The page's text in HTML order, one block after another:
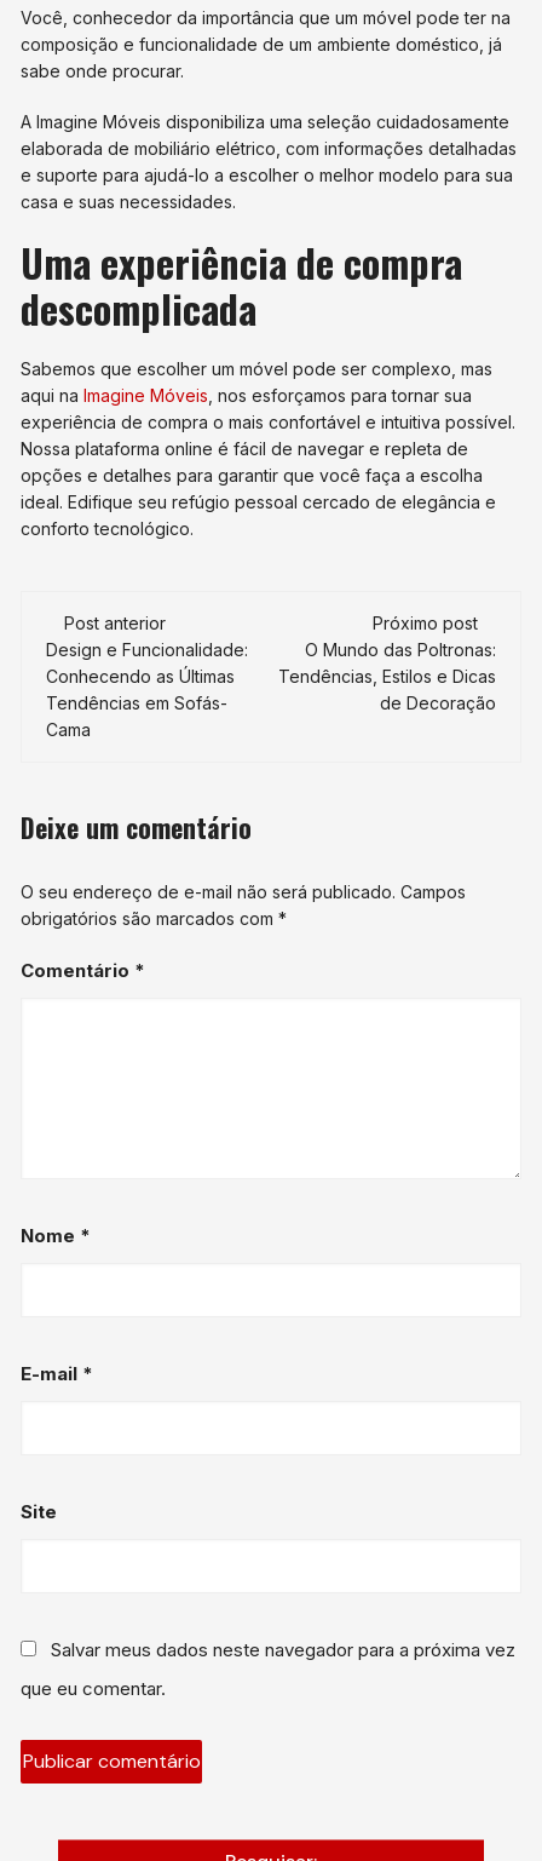
Você, conhecedor da importância que um móvel pode ter na
composição e funcionalidade de um ambiente doméstico, já
sabe onde procurar.
A Imagine Móveis disponibiliza uma seleção cuidadosamente
elaborada de mobiliário elétrico, com informações detalhadas
e suporte para ajudá-lo a escolher o melhor modelo para sua
casa e suas necessidades.
Uma experiência de compra
descomplicada
Sabemos que escolher um móvel pode ser complexo, mas
aqui naImagine Móveis , nos esforçamos para tornar sua
experiência de compra o mais confortável e intuitiva possível.
Nossa plataforma online é fácil de navegar e repleta de
opções e detalhes para garantir que você faça a escolha
ideal. Edifique seu refúgio pessoal cercado de elegância e
conforto tecnológico.
Navegação
de
post
Post anterior
Design e Funcionalidade:
Conhecendo as Últimas
Tendências em Sofás-
Cama
Próximo post
O Mundo das Poltronas:
Tendências, Estilos e Dicas
de Decoração
Deixe um comentário
O seu endereço de e-mail não será publicado. Campos
obrigatórios são marcados com*
Comentário *
Nome *
E-mail *
Site
Salvar meus dados neste navegador para a próxima vez
que eu comentar.